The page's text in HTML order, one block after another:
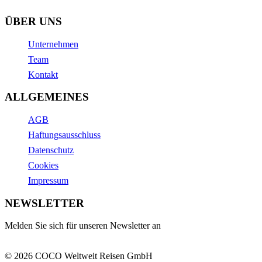
ÜBER UNS
Unternehmen
Team
Kontakt
ALLGEMEINES
AGB
Haftungsausschluss
Datenschutz
Cookies
Impressum
NEWSLETTER
Melden Sie sich für unseren Newsletter an
© 2026 COCO Weltweit Reisen GmbH